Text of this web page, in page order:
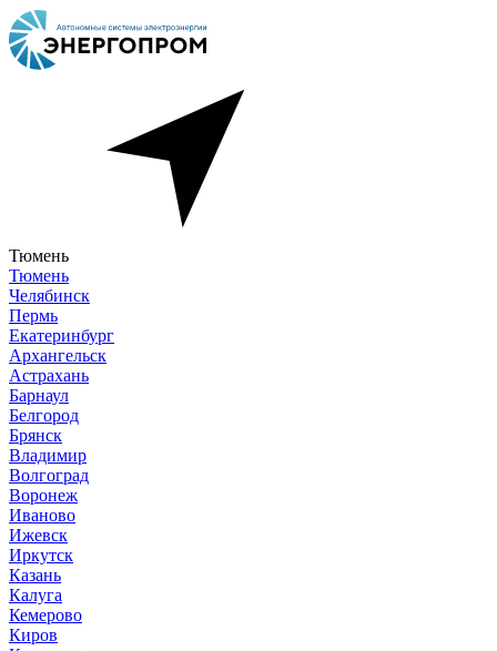
Тюмень
Тюмень
Челябинск
Пермь
Екатеринбург
Архангельск
Астрахань
Барнаул
Белгород
Брянск
Владимир
Волгоград
Воронеж
Иваново
Ижевск
Иркутск
Казань
Калуга
Кемерово
Киров